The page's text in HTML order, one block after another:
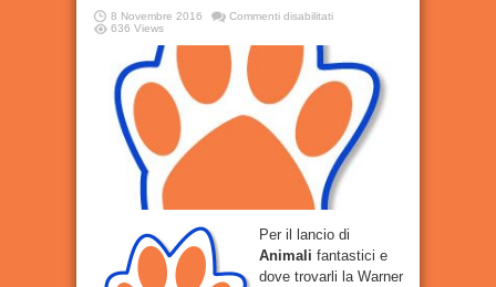
8 Novembre 2016 Commenti disabilitatisu
fantastici
dove
trovarli
vinci
la
proiezione
privata
del
film!
636 Views
Per il lancio di
Animali fantastici e
dove trovarli la Warner